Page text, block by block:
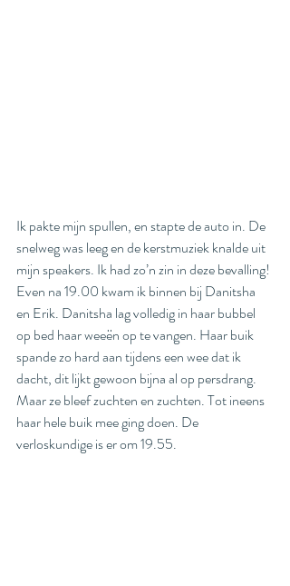
Ik pakte mijn spullen, en stapte de auto in. De
snelweg was leeg en de kerstmuziek knalde uit
mijn speakers. Ik had zo’n zin in deze bevalling!
Even na 19.00 kwam ik binnen bij Danitsha
en Erik. Danitsha lag volledig in haar bubbel
op bed haar weeën op te vangen. Haar buik
spande zo hard aan tijdens een wee dat ik
dacht, dit lijkt gewoon bijna al op persdrang.
Maar ze bleef zuchten en zuchten. Tot ineens
haar hele buik mee ging doen. De
verloskundige is er om 19.55.